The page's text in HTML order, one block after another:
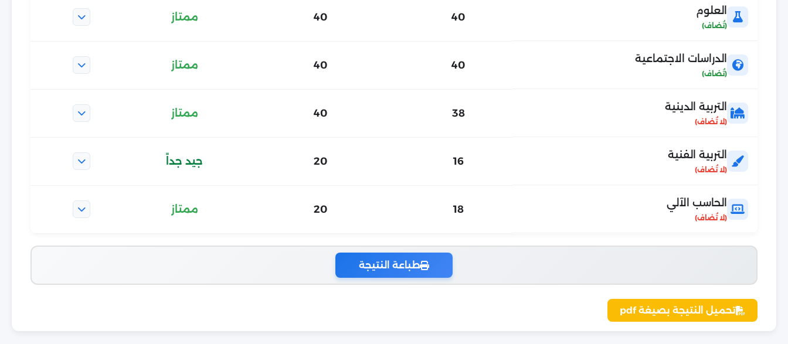
العلوم
40
40 ممتاز
الدراسات الاجتماعية
40
40 ممتاز
التربية الدينية
38
40 ممتاز
التربية الفنية
16
20 جيد جداً
الحاسب الآلي
18
20 ممتاز
طباعة النتيجة
تحميل النتيجة بصيغة pdf